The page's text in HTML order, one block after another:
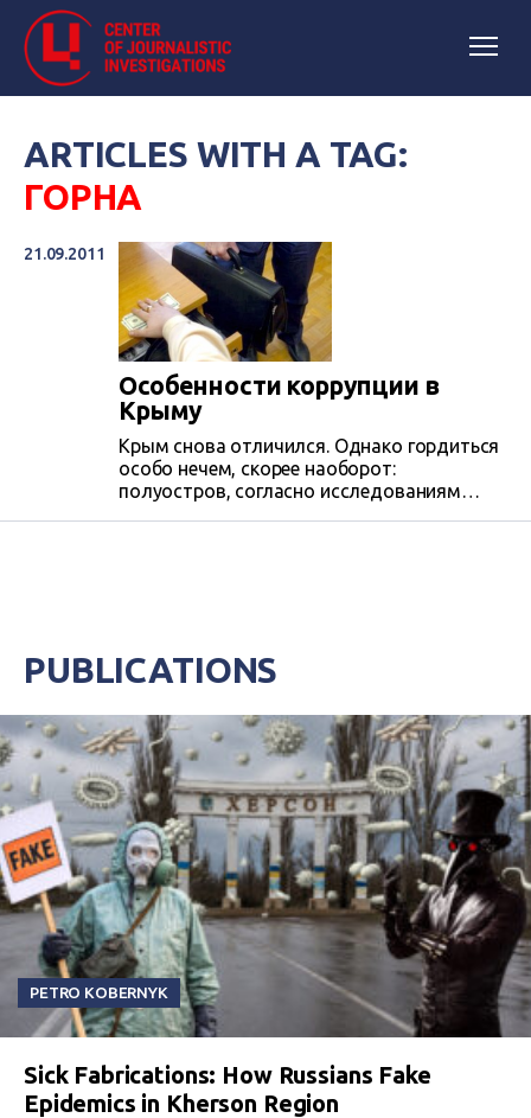
ARTICLES WITH A TAG:
ГОРНА
21.09.2011
Особенности коррупции в
Крыму
Крым снова отличился. Однако гордиться
особо нечем, скорее наоборот:
полуостров, согласно исследованиям
Украине все глубже проникает в жизнь
PUBLICATIONS
PETRO KOBERNYK
Sick Fabrications: How Russians Fake
Epidemics in Kherson Region